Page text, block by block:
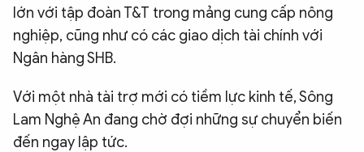
lớn với tập đoàn T&T trong mảng cung cấp nông
nghiệp, cũng như có các giao dịch tài chính với
Ngân hàng SHB.
Với một nhà tài trợ mới có tiềm lực kinh tế, Sông
Lam Nghệ An đang chờ đợi những sự chuyển biến
đến ngay lập tức.